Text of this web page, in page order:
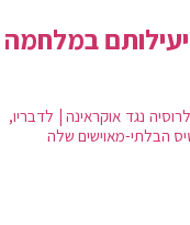
במלחמה
נגד אוקראינה | לדבריו,
הבלתי-מאוישים שלה